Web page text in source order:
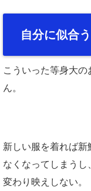
自分に似合
こういった等身大
ん。
新しい服を着れば
なくなってしまうし
変わり映えしない。